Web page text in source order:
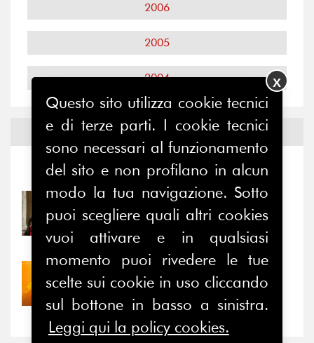
2006
2005
2004
Notizie ed Eventi
Notizie-Eventi
Prima della pausa estiva,
il valore di...
30/07/2026
Nove anni dopo la
“grande cecità”: la...
Questo sito utilizza cookie tecnici
e di terze parti. I cookie tecnici
sono necessari al funzionamento
del sito e non profilano in alcun
modo la tua navigazione. Sotto
puoi scegliere quali altri cookies
vuoi attivare e in qualsiasi
momento puoi rivedere le tue
scelte sui cookie in uso cliccando
sul bottone in basso a sinistra.
Leggi qui la policy cookies.
X